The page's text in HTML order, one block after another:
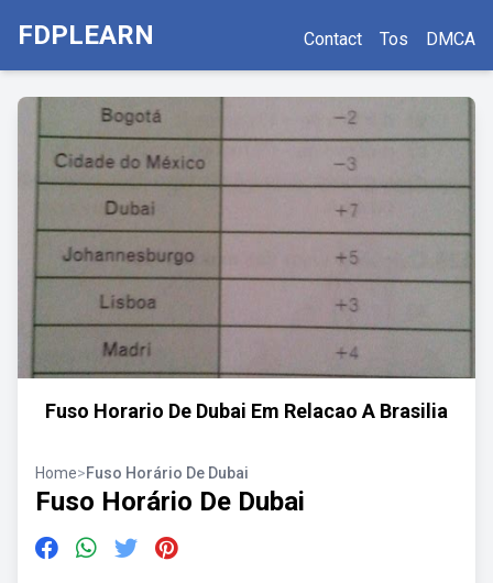
FDPLEARN Contact Tos DMCA
Fuso Horario De Dubai Em Relacao A Brasilia
Home>Fuso Horário De Dubai
Fuso Horário De Dubai